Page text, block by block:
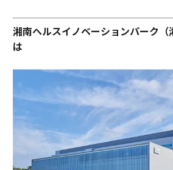
湘南ヘルスイノベーションパーク（
は